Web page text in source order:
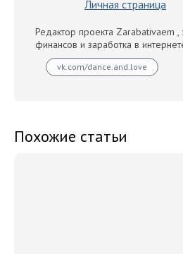
Личная страница
Редактор проекта Zarabativaem ,
финансов и заработка в
vk.com/dance.and.love
Похожие статьи